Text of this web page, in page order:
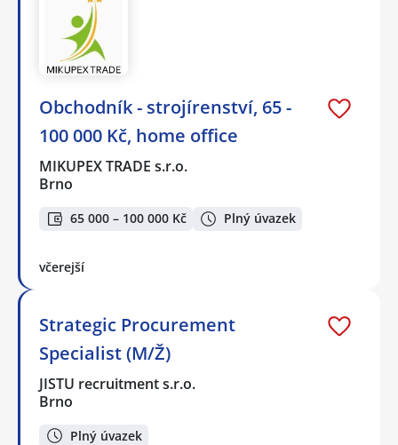
Obchodník - strojírenství, 65 -
100 000 Kč, home office
MIKUPEX TRADE s.r.o.
Brno
65 000 – 100 000 Kč Plný úvazek
včerejší
Strategic Procurement
Specialist (M/Ž)
JISTU recruitment s.r.o.
Brno
Plný úvazek